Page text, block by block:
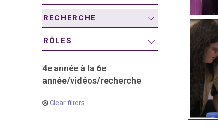
RECHERCHE
RÔLES
4e année à la 6e
année/vidéos/recherche
Clear filters